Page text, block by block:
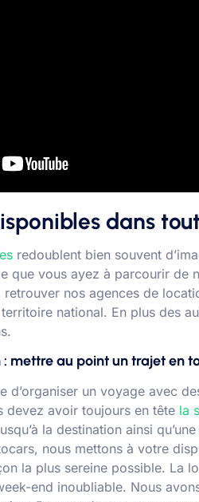
dans
redoublent bien souvent
que vous ayez à parcourir de
nos agences de
national. En plus des
mettre au point un trajet en
d’organiser un voyage avec
devez avoir toujours en tête la
la destination ainsi
nous mettons à votre
la plus sereine possible. La
end inoubliable. Nous